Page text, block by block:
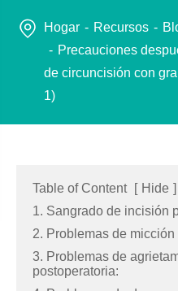
Hogar Recursos
Precauciones
de circuncisión con
1)
Table of Content [ Hide ]
1. Sangrado de incisión
2. Problemas de
3. Problemas de
postoperatoria: